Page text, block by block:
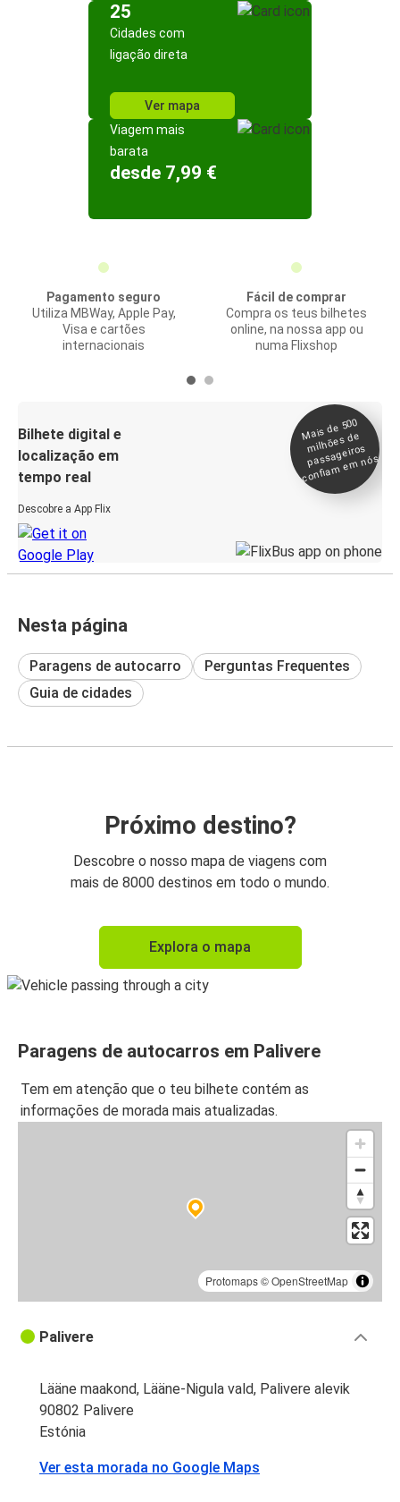
25
Cidades com
ligação direta
Ver mapa
Viagem mais
barata
desde 7,99 €
Pagamento seguro
Utiliza MBWay, Apple Pay,
Visa e cartões
internacionais
Fácil de comprar
Compra os teus bilhetes
online, na nossa app ou
numa Flixshop
Bilhete digital e
localização em
tempo real
Descobre a App Flix
Mais de 500
milhões de
passageiros
confia
m e
m nós
Nesta página
Paragens de autocarro
Perguntas Frequentes
Guia de cidades
Próximo destino?
Descobre o nosso mapa de viagens com
mais de 8000 destinos em todo o mundo.
Explora o mapa
Paragens de autocarros em Palivere
Tem em atenção que o teu bilhete contém as
informações de morada mais atualizadas.
Protomaps©OpenStreetMap
Palivere
Lääne maakond, Lääne-Nigula vald, Palivere alevik
90802 Palivere
Estónia
Ver esta morada no Google Maps